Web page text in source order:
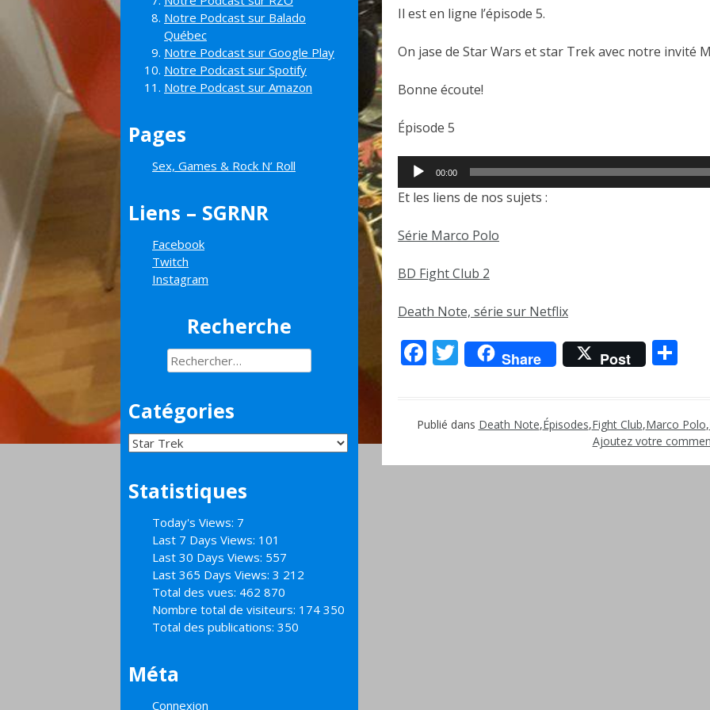
Il est en ligne l’épisode 5.
On jase de Star Wars et star Trek avec notre invité
Bonne écoute!
Épisode 5
Lecteur
audio
00:00
Et les liens de nos sujets :
Série Marco Polo
BD Fight Club 2
Death Note, série sur Netflix
Facebook
Twitter
Share Post
Publié dans Death Note,Épisodes,Fight Club,Marco Polo,
Ajoutez votre
Notre Podcast sur Balado
Québec
Notre Podcast sur Google Play
Notre Podcast sur Spotify
Notre Podcast sur Amazon
Pages
Sex, Games & Rock N’ Roll
Liens – SGRNR
Facebook
Twitch
Instagram
Recherche
Rechercher :
Catégories
Catégories
Statistiques
Today's Views: 7
Last 7 Days Views: 101
Last 30 Days Views: 557
Last 365 Days Views: 3 212
Total des vues: 462 870
Nombre total de visiteurs: 174 350
Total des publications: 350
Méta
Connexion